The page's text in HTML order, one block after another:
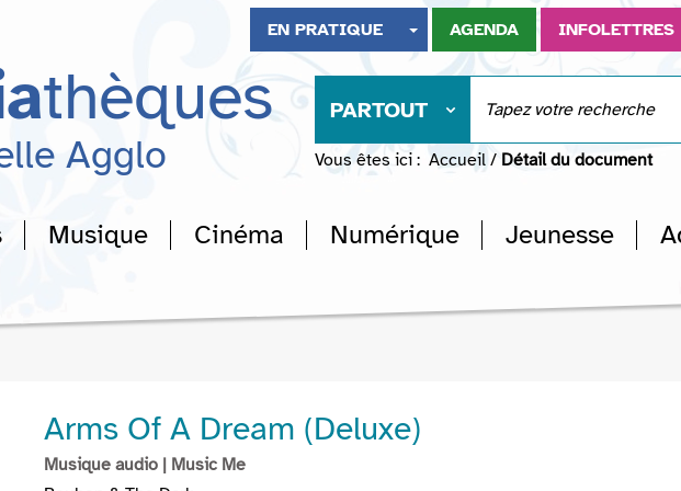
EN PRATIQUE AGENDA INFOLETTRES
thèques
Agglo
PARTOUT
Vous êtes ici : Accueil / Détail du document
Musique Cinéma Numérique Jeunesse
Arms Of A Dream (Deluxe)
Musique audio | Music Me